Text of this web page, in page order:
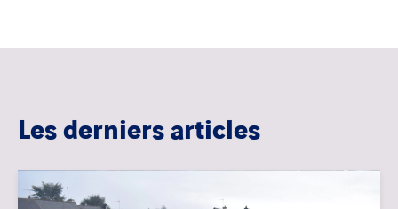
Les derniers articles